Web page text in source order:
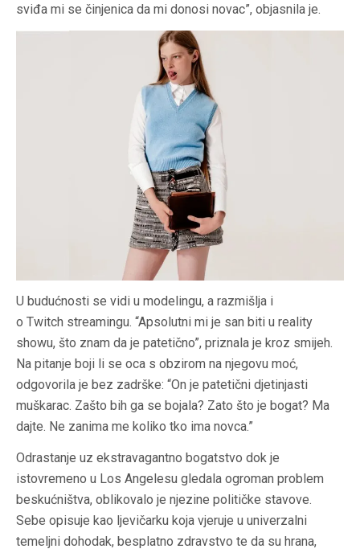
sviđa mi se činjenica da mi donosi novac”, objasnila je.
U budućnosti se vidi u modelingu, a razmišlja i
o Twitch streamingu. “Apsolutni mi je san biti u reality
showu, što znam da je patetično”, priznala je kroz smijeh.
Na pitanje boji li se oca s obzirom na njegovu moć,
odgovorila je bez zadrške: “On je patetični djetinjasti
muškarac. Zašto bih ga se bojala? Zato što je bogat? Ma
dajte. Ne zanima me koliko tko ima novca.”
Odrastanje uz ekstravagantno bogatstvo dok je
istovremeno u Los Angelesu gledala ogroman problem
beskućništva, oblikovalo je njezine političke stavove.
Sebe opisuje kao ljevičarku koja vjeruje u univerzalni
temeljni dohodak, besplatno zdravstvo te da su hrana,